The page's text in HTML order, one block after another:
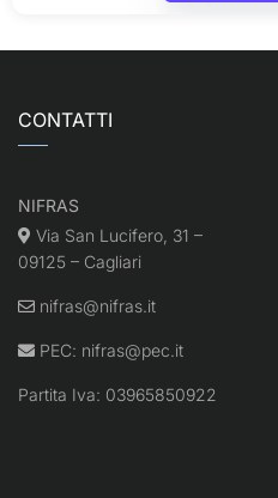
CONTATTI
NIFRAS
Via San Lucifero, 31 –
09125 – Cagliari
nifras@nifras.it
PEC: nifras@pec.it
Partita Iva: 03965850922